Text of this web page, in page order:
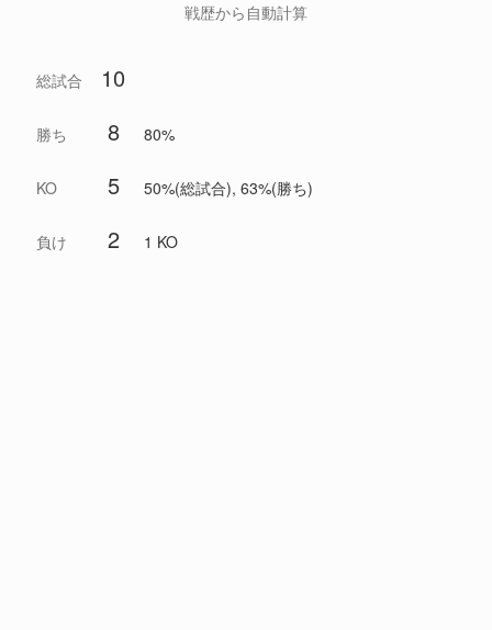
戦歴から自動計算
総試合 10
勝ち 8 80%
KO 5 50%(総試合), 63%(勝ち)
負け 2 1 KO